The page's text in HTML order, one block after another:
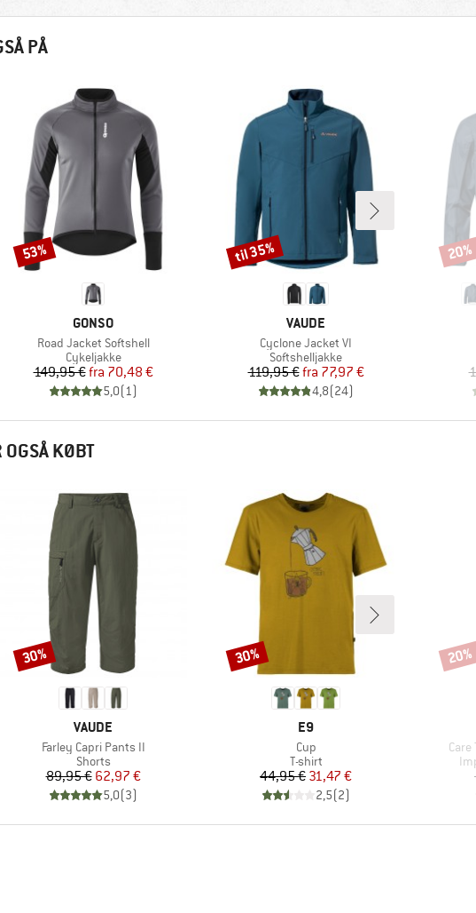
PÅ
MÆRKE
GONSO
Artikel
Road Jacket Softshell
Produktgruppe
Cykeljakke
Pris
149,95 € Nedsat pris
fra 70,48 €
5,0(1)
Rabat
53%
MÆRKE
VAUDE
Artikel
Cyclone Jacket VI
Produktgruppe
Softshelljakke
Pris
119,95 € Nedsat pris
fra 77,97 €
4,8(24)
Rabat
til 35% Rabat
20%
OGSÅ KØBT
MÆRKE
VAUDE
Artikel
Farley Capri Pants II
Produktgruppe
Shorts
Pris
89,95 €Nedsat pris
62,97 €
5,0(3)
Rabat
30%
MÆRKE
E9
Artikel
Cup
Produktgruppe
T-shirt
Pris
44,95 €Nedsat pris
31,47 €
2,5(2)
Rabat
30%
Care
Rabat
20%